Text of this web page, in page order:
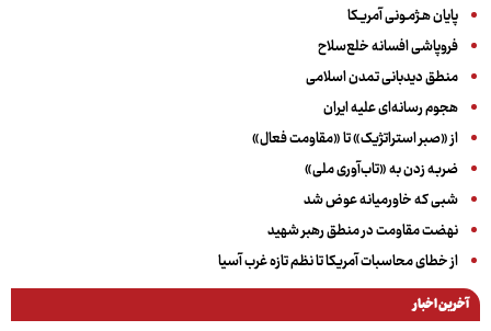
پایان هـژمـونی آمریـکا
فروپاشی افسانه خلع‌سلاح
منطق دیدبانی تمدن اسلامی
هجوم رسانه‌ای علیه ایران
از «صبر استراتژیک» تا «مقاومت فعال»
ضربه زدن به «تاب‌آوری ملی»
شبی که خاورمیانه عوض شد
نهضت مقاومت در منطق رهبر شهید
از خطای محاسبات آمریکا تا نظم تازه غرب آسیا
آخرین اخبار